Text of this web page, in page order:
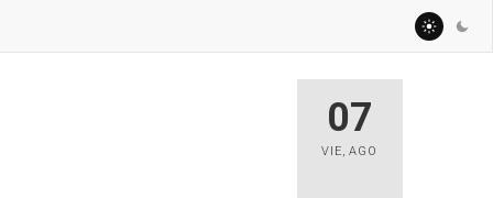
07
VIE,AGO